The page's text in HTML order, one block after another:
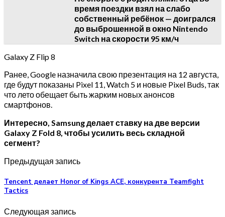
время поездки взял на слабо
собственный ребёнок — доигрался
до выброшенной в окно Nintendo
Switch на скорости 95 км/ч
Galaxy Z Flip 8
Ранее, Google назначила свою презентация на 12 августа,
где будут показаны Pixel 11, Watch 5 и новые Pixel Buds, так
что лето обещает быть жарким новых анонсов
смартфонов.
Интересно, Samsung делает ставку на две версии
Galaxy Z Fold 8, чтобы усилить весь складной
сегмент?
Предыдущая запись
Tencent делает Honor of Kings ACE, конкурента Teamfight
Tactics
Следующая запись